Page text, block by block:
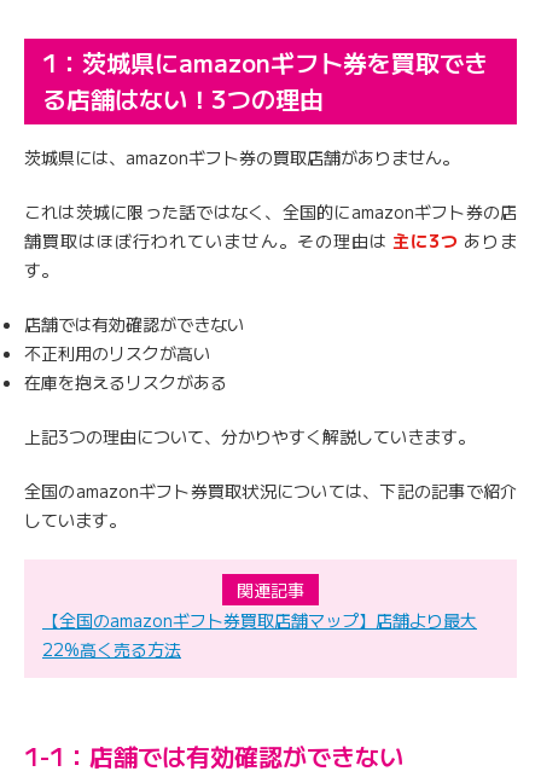
1：茨城県にamazonギフト券を買取でき
る店舗はない！3つの理由
茨城県には、amazonギフト券の買取店舗がありません。
これは茨城に限った話ではなく、全国的にamazonギフト券の店
舗買取はほぼ行われていません。その理由は 主に3つ ありま
す。
店舗では有効確認ができない
不正利用のリスクが高い
在庫を抱えるリスクがある
上記3つの理由について、分かりやすく解説していきます。
全国のamazonギフト券買取状況については、下記の記事で紹介
しています。
関連記事
【全国のamazonギフト券買取店舗マップ】店舗より最大
22%高く売る方法
1-1：店舗では有効確認ができない